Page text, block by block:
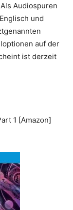
Audiospuren
und
auf der
ist derzeit
1 [Amazon]